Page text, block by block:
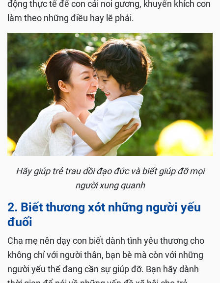
động thực tế để con cái noi gương, khuyến khích con
làm theo những điều hay lẽ phải.
Hãy giúp trẻ trau dồi đạo đức và biết giúp đỡ mọi
người xung quanh
2. Biết thương xót những người yếu
đuối
Cha mẹ nên dạy con biết dành tình yêu thương cho
không chỉ với người thân, bạn bè mà còn với những
người yếu thế đang cần sự giúp đỡ. Bạn hãy dành